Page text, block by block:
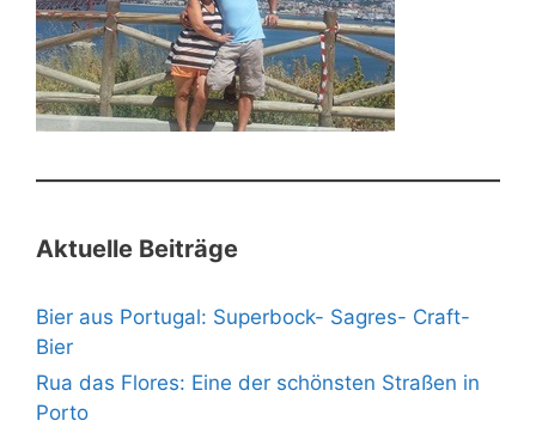
Aktuelle Beiträge
Bier aus Portugal: Superbock- Sagres- Craft-
Bier
Rua das Flores: Eine der schönsten Straßen in
Porto